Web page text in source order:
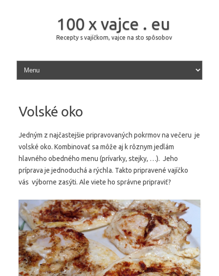
100 x vajce . eu
Recepty s vajíčkom, vajce na sto spôsobov
Skip to content
Volské oko
Jedným z najčastejšie pripravovaných pokrmov na večeru je
volské oko. Kombinovať sa môže aj k rôznym jedlám
hlavného obedného menu (prívarky, stejky, …). Jeho
príprava je jednoduchá a rýchla. Takto pripravené vajíčko
vás výborne zasýti. Ale viete ho správne pripraviť?